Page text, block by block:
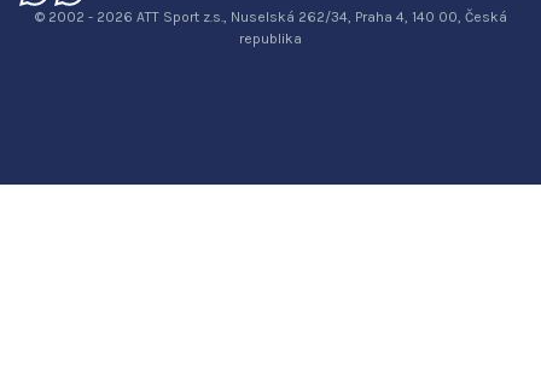
© 2002 - 2026 ATT Sport z.s., Nuselská 262/34, Praha 4, 140 00, Česká
republika